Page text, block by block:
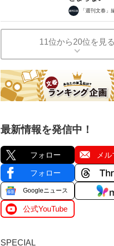
「週刊文春」
11位から20位を見る
最新情報を発信中！
フォロー メ
フォロー
Googleニュース
公式YouTube
SPECIAL